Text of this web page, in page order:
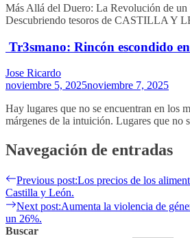
Más Allá del Duero: La Revolución de
Descubriendo tesoros de CASTILLA Y
Tr3smano: Rincón escondido
Jose Ricardo
noviembre 5, 2025noviembre 7, 2025
Hay lugares que no se encuentran en los
márgenes de la intuición. Lugares que no
Navegación de entradas
Previous post:Los precios de los
Castilla y León.
Next post:Aumenta la violencia de
un 26%.
Buscar